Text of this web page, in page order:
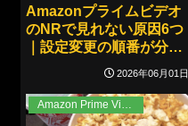
Amazonプライムビデオ
のNRで見れない原因6つ
｜設定変更の順番が分か
れば対処しやすい！
2026年06月01日
Amazon Prime Video